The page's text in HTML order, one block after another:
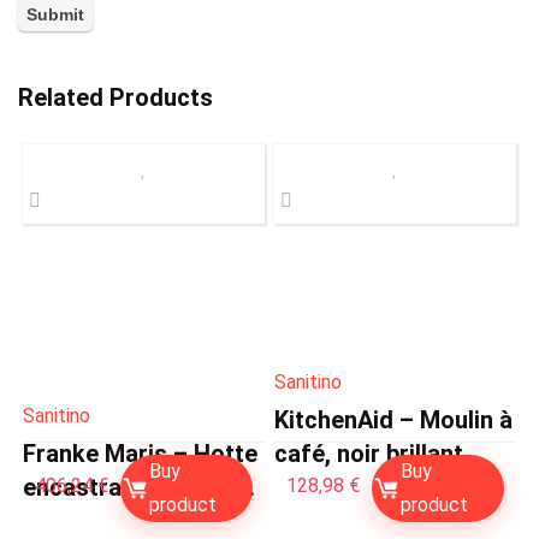
Related Products
Sanitino
Franke Maris – Hotte
encastrable FBFE XS
A70, largeur 70 cm,
406,24€
Buy
product
Sanitino
KitchenAid – Moulin à
café, noir brillant
5KCG8433EOB
128,98 €
Buy
product